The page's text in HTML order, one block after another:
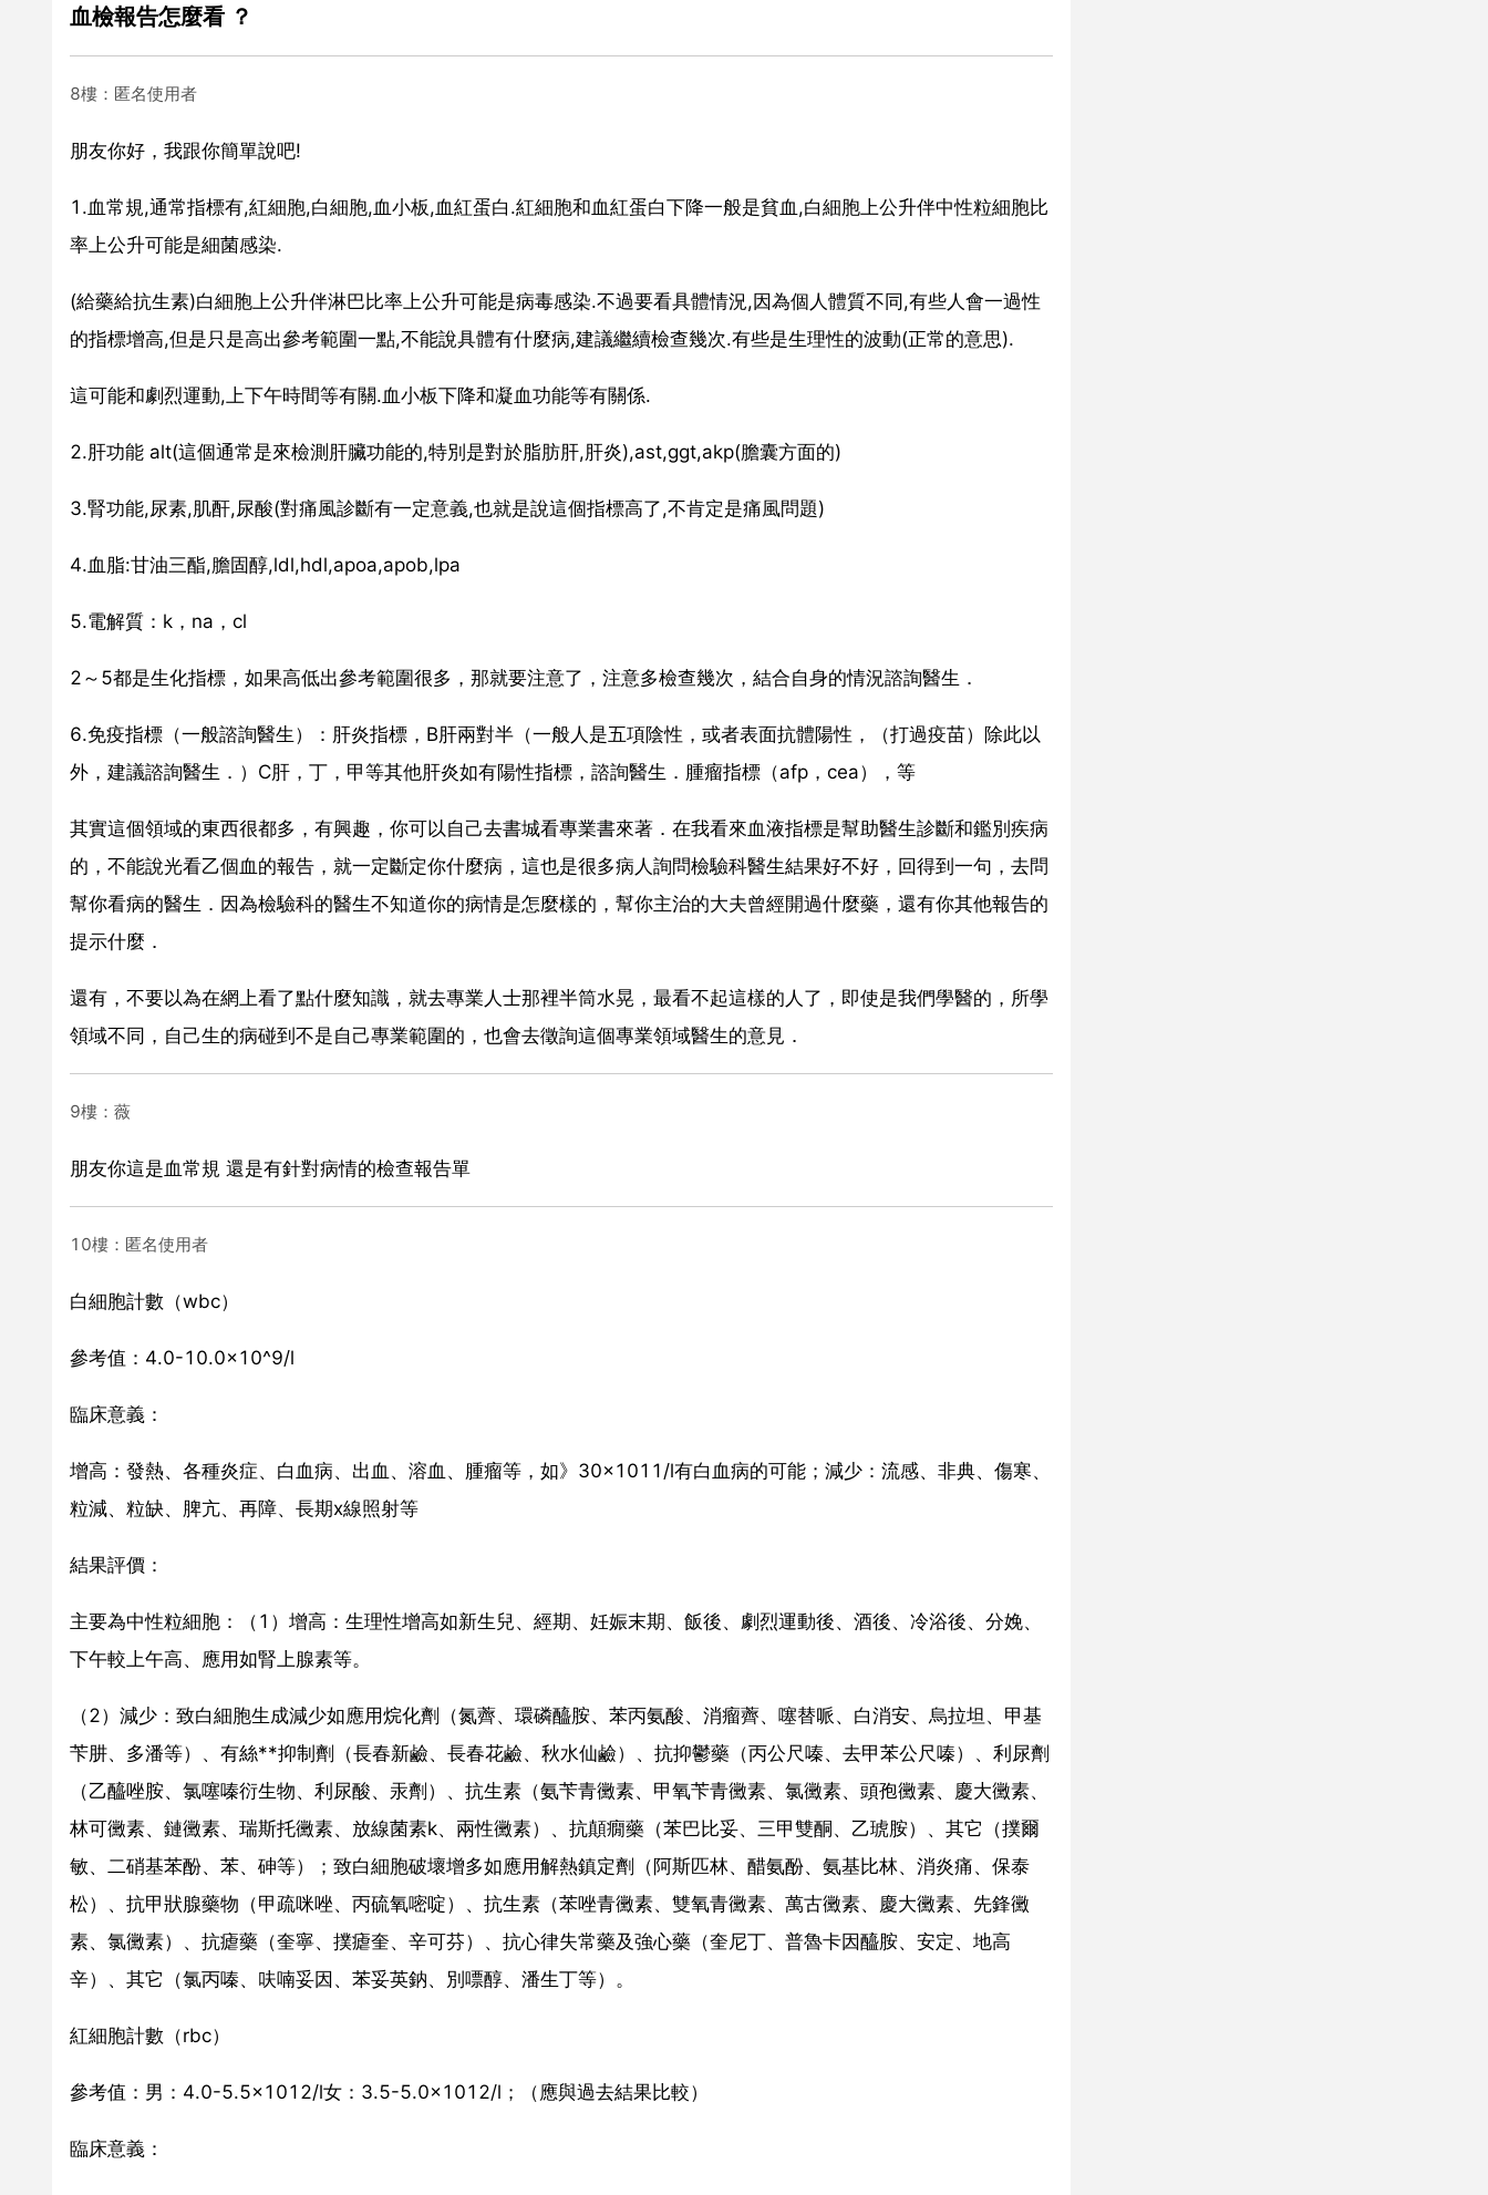
血檢報告怎麼看 ？
8樓：匿名使用者
朋友你好，我跟你簡單說吧!
1.血常規,通常指標有,紅細胞,白細胞,血小板,血紅蛋白.紅細胞和血紅蛋白下降一般是貧血,白細胞上公升伴中性粒細胞比
率上公升可能是細菌感染.
(給藥給抗生素)白細胞上公升伴淋巴比率上公升可能是病毒感染.不過要看具體情況,因為個人體質不同,有些人會一過性
的指標增高,但是只是高出參考範圍一點,不能說具體有什麼病,建議繼續檢查幾次.有些是生理性的波動(正常的意思).
這可能和劇烈運動,上下午時間等有關.血小板下降和凝血功能等有關係.
2.肝功能 alt(這個通常是來檢測肝臟功能的,特別是對於脂肪肝,肝炎),ast,ggt,akp(膽囊方面的)
3.腎功能,尿素,肌酐,尿酸(對痛風診斷有一定意義,也就是說這個指標高了,不肯定是痛風問題)
4.血脂:甘油三酯,膽固醇,ldl,hdl,apoa,apob,lpa
5.電解質：k，na，cl
2～5都是生化指標，如果高低出參考範圍很多，那就要注意了，注意多檢查幾次，結合自身的情況諮詢醫生．
6.免疫指標（一般諮詢醫生）：肝炎指標，B肝兩對半（一般人是五項陰性，或者表面抗體陽性，（打過疫苗）除此以
外，建議諮詢醫生．）C肝，丁，甲等其他肝炎如有陽性指標，諮詢醫生．腫瘤指標（afp，cea），等
其實這個領域的東西很都多，有興趣，你可以自己去書城看專業書來著．在我看來血液指標是幫助醫生診斷和鑑別疾病
的，不能說光看乙個血的報告，就一定斷定你什麼病，這也是很多病人詢問檢驗科醫生結果好不好，回得到一句，去問
幫你看病的醫生．因為檢驗科的醫生不知道你的病情是怎麼樣的，幫你主治的大夫曾經開過什麼藥，還有你其他報告的
提示什麼．
還有，不要以為在網上看了點什麼知識，就去專業人士那裡半筒水晃，最看不起這樣的人了，即使是我們學醫的，所學
領域不同，自己生的病碰到不是自己專業範圍的，也會去徵詢這個專業領域醫生的意見．
9樓：薇
朋友你這是血常規 還是有針對病情的檢查報告單
10樓：匿名使用者
白細胞計數（wbc）
參考值：4.0-10.0×10^9/l
臨床意義：
增高：發熱、各種炎症、白血病、出血、溶血、腫瘤等，如》30×1011/l有白血病的可能；減少：流感、非典、傷寒、
粒減、粒缺、脾亢、再障、長期x線照射等
結果評價：
主要為中性粒細胞：（1）增高：生理性增高如新生兒、經期、妊娠末期、飯後、劇烈運動後、酒後、冷浴後、分娩、
下午較上午高、應用如腎上腺素等。
（2）減少：致白細胞生成減少如應用烷化劑（氮薺、環磷醯胺、苯丙氨酸、消瘤薺、噻替哌、白消安、烏拉坦、甲基
苄肼、多潘等）、有絲**抑制劑（長春新鹼、長春花鹼、秋水仙鹼）、抗抑鬱藥（丙公尺嗪、去甲苯公尺嗪）、利尿劑
（乙醯唑胺、氯噻嗪衍生物、利尿酸、汞劑）、抗生素（氨苄青黴素、甲氧苄青黴素、氯黴素、頭孢黴素、慶大黴素、
林可黴素、鏈黴素、瑞斯托黴素、放線菌素k、兩性黴素）、抗顛癇藥（苯巴比妥、三甲雙酮、乙琥胺）、其它（撲爾
敏、二硝基苯酚、苯、砷等）；致白細胞破壞增多如應用解熱鎮定劑（阿斯匹林、醋氨酚、氨基比林、消炎痛、保泰
松）、抗甲狀腺藥物（甲疏咪唑、丙硫氧嘧啶）、抗生素（苯唑青黴素、雙氧青黴素、萬古黴素、慶大黴素、先鋒黴
素、氯黴素）、抗瘧藥（奎寧、撲瘧奎、辛可芬）、抗心律失常藥及強心藥（奎尼丁、普魯卡因醯胺、安定、地高
辛）、其它（氯丙嗪、呋喃妥因、苯妥英鈉、別嘌醇、潘生丁等）。
紅細胞計數（rbc）
參考值：男：4.0-5.5×1012/l女：3.5-5.0×1012/l；（應與過去結果比較）
臨床意義：